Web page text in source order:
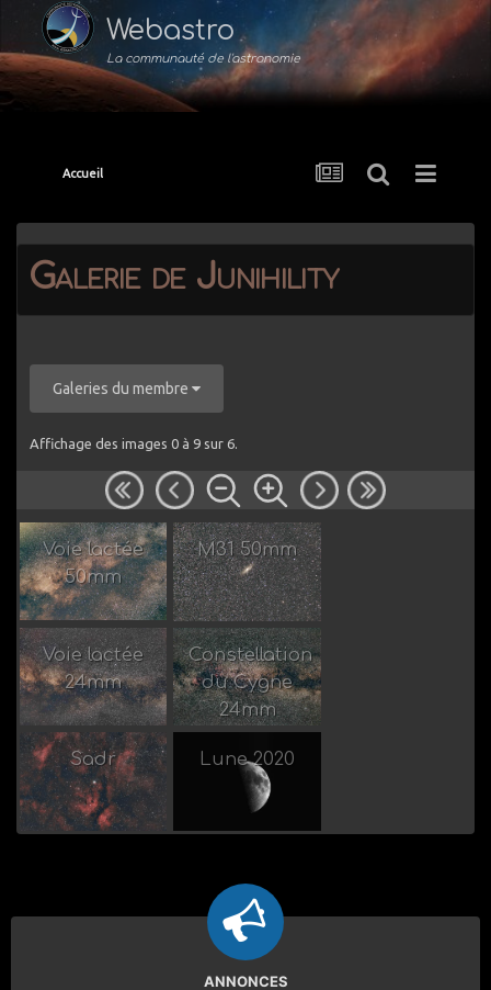
Webastro
La communauté de l'astronomie
Accueil
Galerie de Junihility
Galeries du membre
Affichage des images 0 à 9 sur 6.
Voie lactée
50mm
Par
Junihility
M31 50mm
Voie lactée
24mm
Par
Junihility
Constellation
du Cygne
24mm
Sadr
Junihility
Lune 2020
ANNONCES